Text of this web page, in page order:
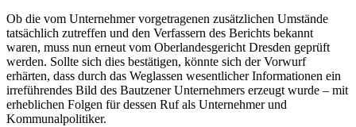
Ob die vom Unternehmer vorgetragenen zusätzlichen Umstände
tatsächlich zutreffen und den Verfassern des Berichts bekannt
waren, muss nun erneut vom Oberlandesgericht Dresden geprüft
werden. Sollte sich dies bestätigen, könnte sich der Vorwurf
erhärten, dass durch das Weglassen wesentlicher Informationen ein
irreführendes Bild des Bautzener Unternehmers erzeugt wurde – mit
erheblichen Folgen für dessen Ruf als Unternehmer und
Kommunalpolitiker.